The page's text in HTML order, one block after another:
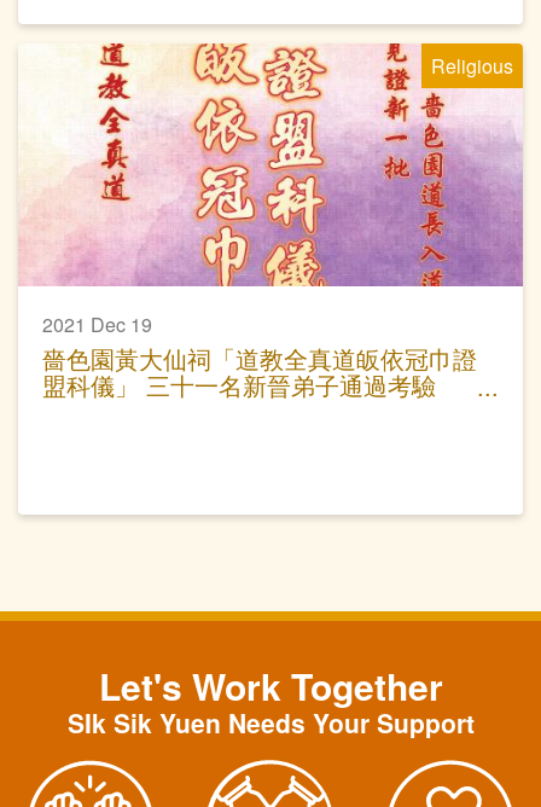
Religious
2021 Dec 19
嗇色園黃大仙祠「道教全真道皈依冠巾證
盟科儀」 三十一名新晉弟子通過考驗
Let's Work Together
SIk Sik Yuen Needs Your Support